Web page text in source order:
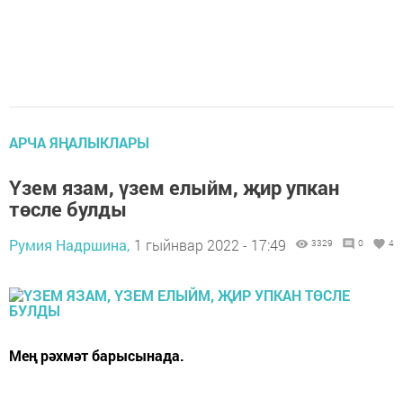
АРЧА ЯҢАЛЫКЛАРЫ
Үзем язам, үзем елыйм, җир упкан
төсле булды
Румия Надршина, 1 гыйнвар 2022 - 17:49 3329 0 4
Мең рәхмәт барысынада.